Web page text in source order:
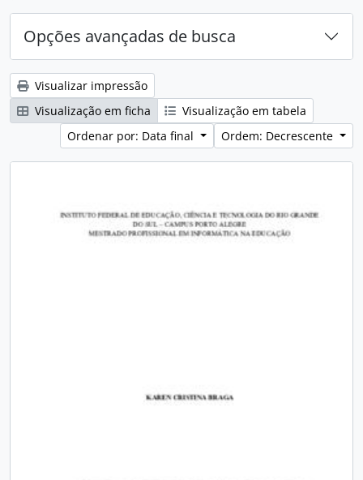
Opções avançadas de busca
Visualizar impressão
Visualização em ficha
Visualização em tabela
Ordenar por: Data final
Ordem: Decrescente